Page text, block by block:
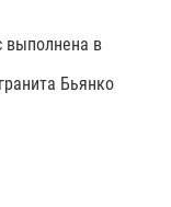
выполнена в
Бьянко